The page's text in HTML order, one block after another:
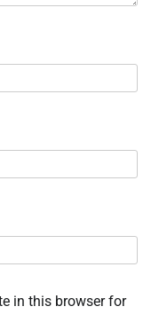
in this browser for